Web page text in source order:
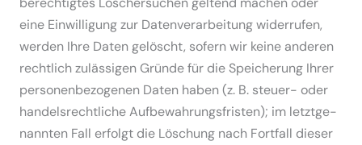
eine Einwil­ligung zur Daten­ver­ar­beitung wider­rufen,
werden Ihre Daten gelöscht, sofern wir keine anderen
rechtlich zuläs­sigen Gründe für die Speicherung Ihrer
perso­nen­be­zo­genen Daten haben (z. B. steuer- oder
handels­recht­liche Aufbe­wah­rungs­fristen); im letzt­ge­
nannten Fall erfolgt die Löschung nach Fortfall dieser